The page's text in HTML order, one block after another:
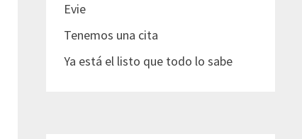
Evie
Tenemos una cita
Ya está el listo que todo lo sabe